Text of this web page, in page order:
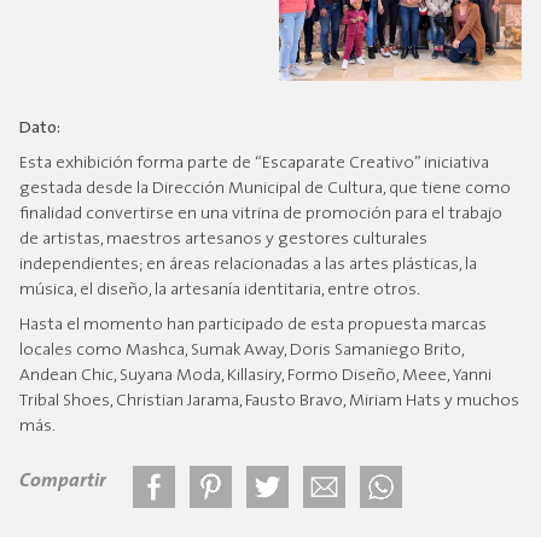
Dato:
Esta exhibición forma parte de “Escaparate Creativo” iniciativa
gestada desde la Dirección Municipal de Cultura, que tiene como
finalidad convertirse en una vitrina de promoción para el trabajo
de artistas, maestros artesanos y gestores culturales
independientes; en áreas relacionadas a las artes plásticas, la
música, el diseño, la artesanía identitaria, entre otros.
Hasta el momento han participado de esta propuesta marcas
locales como Mashca, Sumak Away, Doris Samaniego Brito,
Andean Chic, Suyana Moda, Killasiry, Formo Diseño, Meee, Yanni
Tribal Shoes, Christian Jarama, Fausto Bravo, Miriam Hats y muchos
más.
Compartir